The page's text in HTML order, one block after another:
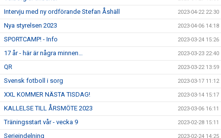
Intervju med ny ordförande Stefan Åshäll 2023-04-22 22:30
Nya styrelsen 2023 2023-04-06 14:18
SPORTCAMP! - Info 2023-03-24 15:26
17 år - här är några minnen… 2023-03-23 22:40
QR 2023-03-22 13:59
Svensk fotboll i sorg 2023-03-17 11:12
XXL KOMMER NÄSTA TISDAG! 2023-03-14 15:17
KALLELSE TILL ÅRSMÖTE 2023 2023-03-06 16:11
Träningsstart vår - vecka 9 2023-02-28 15:11
Serieindelning 2023-02-24 14:25